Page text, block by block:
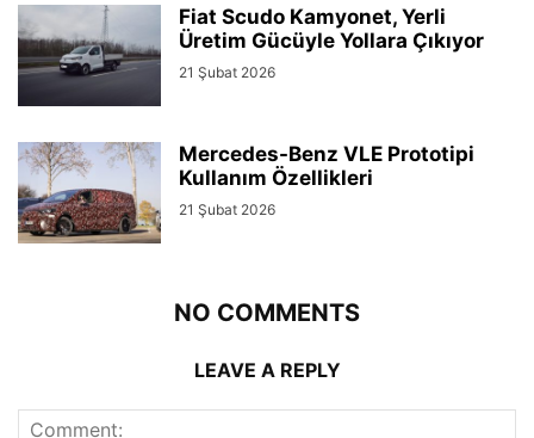
Fiat Scudo Kamyonet, Yerli
Üretim Gücüyle Yollara Çıkıyor
21 Şubat 2026
Mercedes-Benz VLE Prototipi
Kullanım Özellikleri
21 Şubat 2026
NO COMMENTS
LEAVE A REPLY